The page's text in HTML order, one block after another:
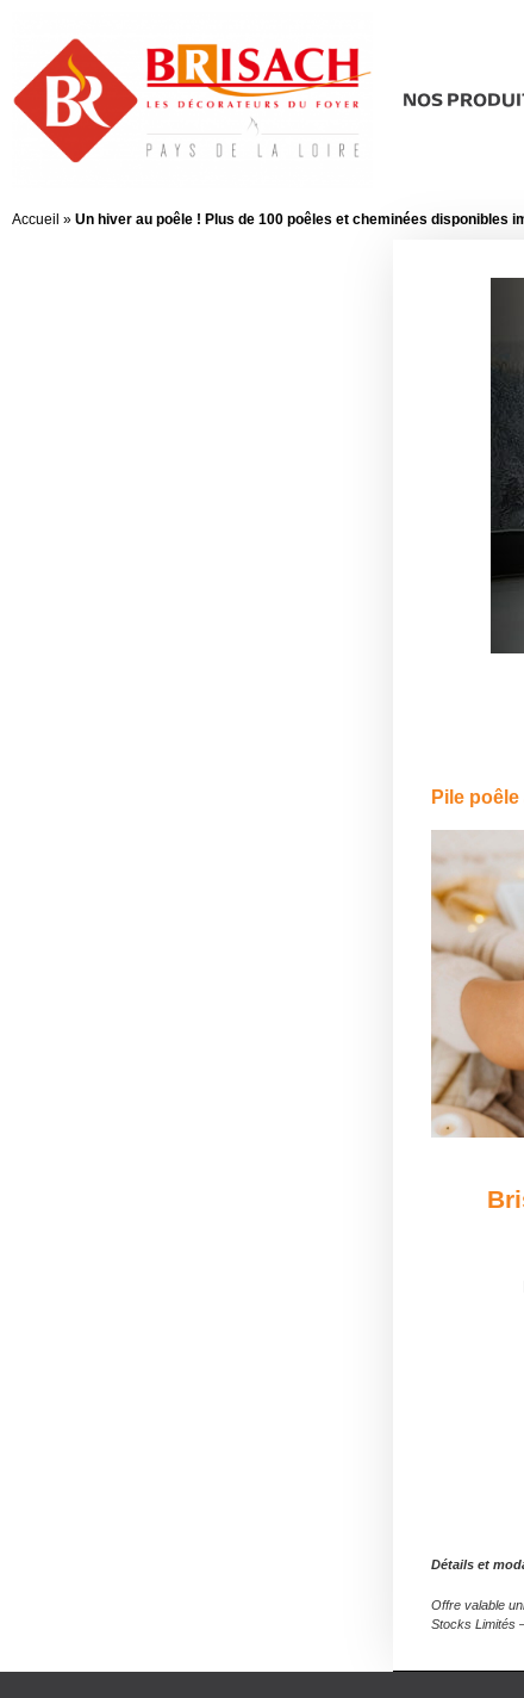
NOS
Accueil » Un hiver au poêle ! Plus de 100 poêles et cheminées disponibles
Pile
Détails et
Offre valable
Stocks Limités